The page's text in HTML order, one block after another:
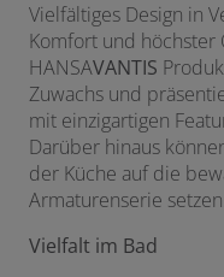
Vielfältiges Design in
Komfort und
HANSAVANTIS
Zuwachs und
mit einzigartigen
Darüber hinaus
der Küche auf die
Armaturenserie
Vielfalt im Bad